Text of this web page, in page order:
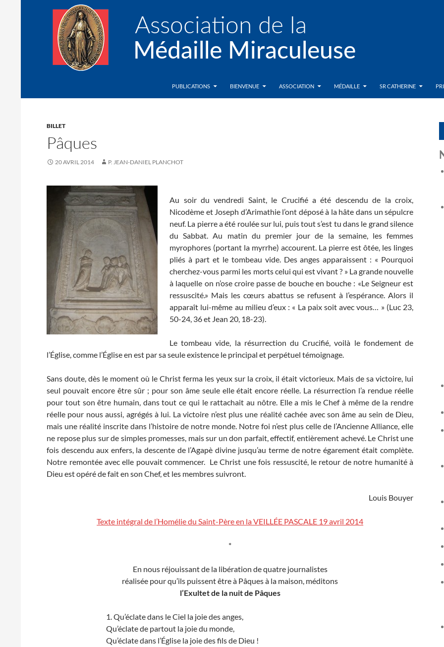
Association de la Médaille MiraculeusePUBLICATIONS BIENVENUE ASSOCIATION MÉDAILLE SR CATHERINE
BILLET
Pâques
20 AVRIL 2014 P. JEAN-DANIEL PLANCHOT
Au soir du vendredi Saint, le Crucifié a été descendu de la croix,
Nicodème et Joseph d’Arimathie l’ont déposé à la hâte dans un sépulcre
neuf. La pierre a été roulée sur lui, puis tout s’est tu dans le grand silence
du Sabbat. Au matin du premier jour de la semaine, les femmes
myrophores (portant la myrrhe) accourent. La pierre est ôtée, les linges
pliés à part et le tombeau vide. Des anges apparaissent : « Pourquoi
cherchez-vous parmi les morts celui qui est vivant ? » La grande nouvelle
à laquelle on n’ose croire passe de bouche en bouche : «Le Seigneur est
ressuscité.» Mais les cœurs abattus se refusent à l’espérance. Alors il
apparaît lui-même au milieu d’eux : « La paix soit avec vous… » (Luc 23,
50-24, 36 et Jean 20, 18-23).
Le tombeau vide, la résurrection du Crucifié, voilà le fondement de
l’Église, comme l’Église en est par sa seule existence le principal et perpétuel témoignage.
Sans doute, dès le moment où le Christ ferma les yeux sur la croix, il était victorieux. Mais de sa victoire, lui
seul pouvait encore être sûr ; pour son âme seule elle était encore réelle. La résurrection l’a rendue réelle
pour tout son être humain, dans tout ce qui le rattachait au nôtre. Elle a mis le Chef à même de la rendre
réelle pour nous aussi, agrégés à lui. La victoire n’est plus une réalité cachée avec son âme au sein de Dieu,
mais une réalité inscrite dans l’histoire de notre monde. Notre foi n’est plus celle de l’Ancienne Alliance, elle
ne repose plus sur de simples promesses, mais sur un don parfait, effectif, entièrement achevé. Le Christ une
fois descendu aux enfers, la descente de l’Agapè divine jusqu’au terme de notre égarement était complète.
Notre remontée avec elle pouvait commencer. Le Christ une fois ressuscité, le retour de notre humanité à
Dieu est opéré de fait en son Chef, et les membres suivront.
Louis Bouyer
Texte intégral de l’Homélie du Saint-Père en la VEILLÉE PASCALE 19 avril 2014
*
En nous réjouissant de la libération de quatre journalistes
réalisée pour qu’ils puissent être à Pâques à la maison, méditons
l’Exultet de la nuit de Pâques
1. Qu’éclate dans le Ciel la joie des anges,
Qu’éclate de partout la joie du monde,
Qu’éclate dans l’Église la joie des fils de Dieu !